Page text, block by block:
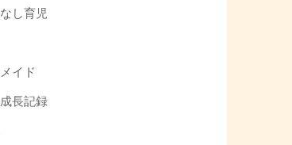
し育児
イド
長記録